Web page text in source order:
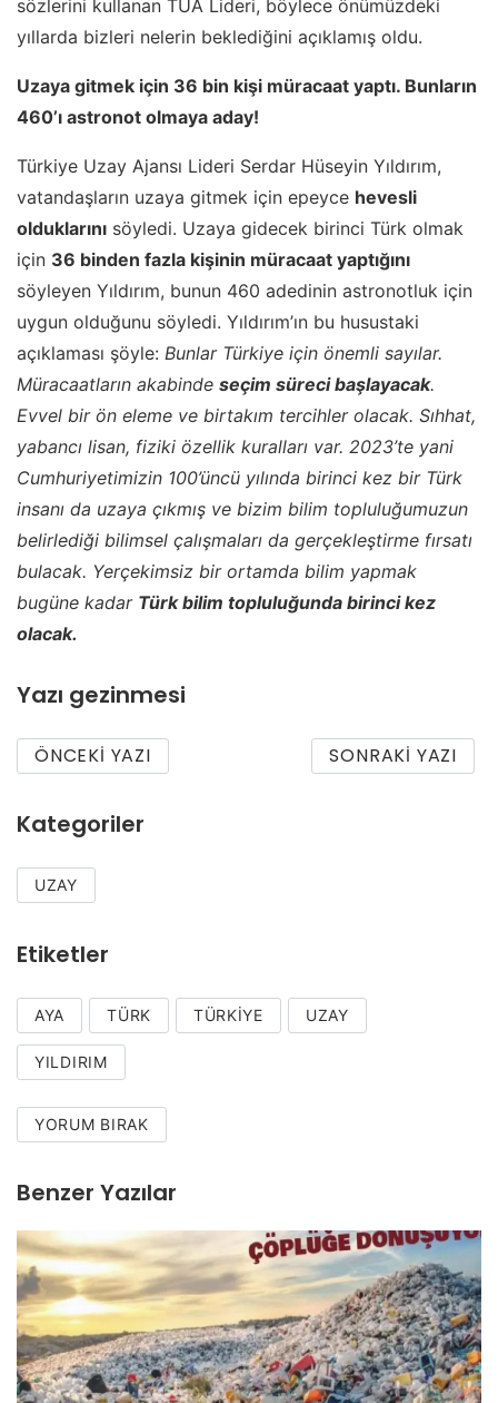
sözlerini kullanan TUA Lideri, böylece önümüzdeki
yıllarda bizleri nelerin beklediğini açıklamış oldu.
Uzaya gitmek için 36 bin kişi müracaat yaptı. Bunların
460’ı astronot olmaya aday!
Türkiye Uzay Ajansı Lideri Serdar Hüseyin Yıldırım,
vatandaşların uzaya gitmek için epeyce hevesli
olduklarını söyledi. Uzaya gidecek birinci Türk olmak
için 36 binden fazla kişinin müracaat yaptığını
söyleyen Yıldırım, bunun 460 adedinin astronotluk için
uygun olduğunu söyledi. Yıldırım’ın bu husustaki
açıklaması şöyle: Bunlar Türkiye için önemli sayılar.
Müracaatların akabinde seçim süreci başlayacak.
Evvel bir ön eleme ve birtakım tercihler olacak. Sıhhat,
yabancı lisan, fiziki özellik kuralları var. 2023’te yani
Cumhuriyetimizin 100’üncü yılında birinci kez bir Türk
insanı da uzaya çıkmış ve bizim bilim topluluğumuzun
belirlediği bilimsel çalışmaları da gerçekleştirme fırsatı
bulacak. Yerçekimsiz bir ortamda bilim yapmak
bugüne kadar Türk bilim topluluğunda birinci kez
olacak.
Yazı gezinmesi
ÖNCEKI YAZI SONRAKI YAZI
Kategoriler
UZAY
Etiketler
AYA TÜRK TÜRKIYE UZAY
YILDIRIM
YORUM BIRAK
Benzer Yazılar